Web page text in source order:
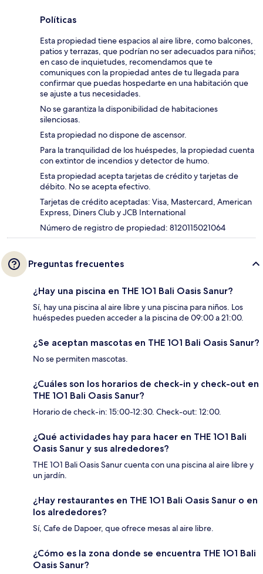
Políticas
Esta propiedad tiene espacios al aire libre, como balcones,
patios y terrazas, que podrían no ser adecuados para niños;
en caso de inquietudes, recomendamos que te
comuniques con la propiedad antes de tu llegada para
confirmar que puedas hospedarte en una habitación que
se ajuste a tus necesidades.
No se garantiza la disponibilidad de habitaciones
silenciosas.
Esta propiedad no dispone de ascensor.
Para la tranquilidad de los huéspedes, la propiedad cuenta
con extintor de incendios y detector de humo.
Esta propiedad acepta tarjetas de crédito y tarjetas de
débito. No se acepta efectivo.
Tarjetas de crédito aceptadas: Visa, Mastercard, American
Express, Diners Club y JCB International
Número de registro de propiedad: 8120115021064
Preguntas frecuentes
¿Hay una piscina en THE 1O1 Bali Oasis Sanur?
Sí, hay una piscina al aire libre y una piscina para niños. Los
huéspedes pueden acceder a la piscina de 09:00 a 21:00.
¿Se aceptan mascotas en THE 1O1 Bali Oasis Sanur?
No se permiten mascotas.
¿Cuáles son los horarios de check-in y check-out en
THE 1O1 Bali Oasis Sanur?
Horario de check-in: 15:00-12:30. Check-out: 12:00.
¿Qué actividades hay para hacer en THE 1O1 Bali
Oasis Sanur y sus alrededores?
THE 1O1 Bali Oasis Sanur cuenta con una piscina al aire libre y
un jardín.
¿Hay restaurantes en THE 1O1 Bali Oasis Sanur o en
los alrededores?
Sí, Cafe de Dapoer, que ofrece mesas al aire libre.
¿Cómo es la zona donde se encuentra THE 1O1 Bali
Oasis Sanur?